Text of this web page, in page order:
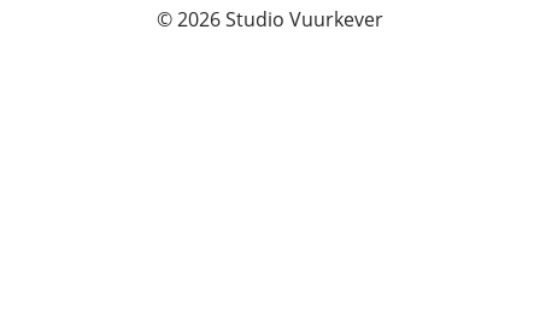
© 2026 Studio Vuurkever